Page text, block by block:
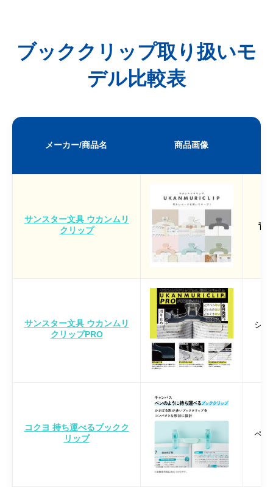
ブッククリップ取り扱いモ
デル比較表
メーカー/商品名 商品画像
サンスター文具 ウカンムリ
クリップ
背
サンスター文具 ウカンムリ
クリップPRO
シ
コクヨ 持ち運べるブックク
リップ
ペン